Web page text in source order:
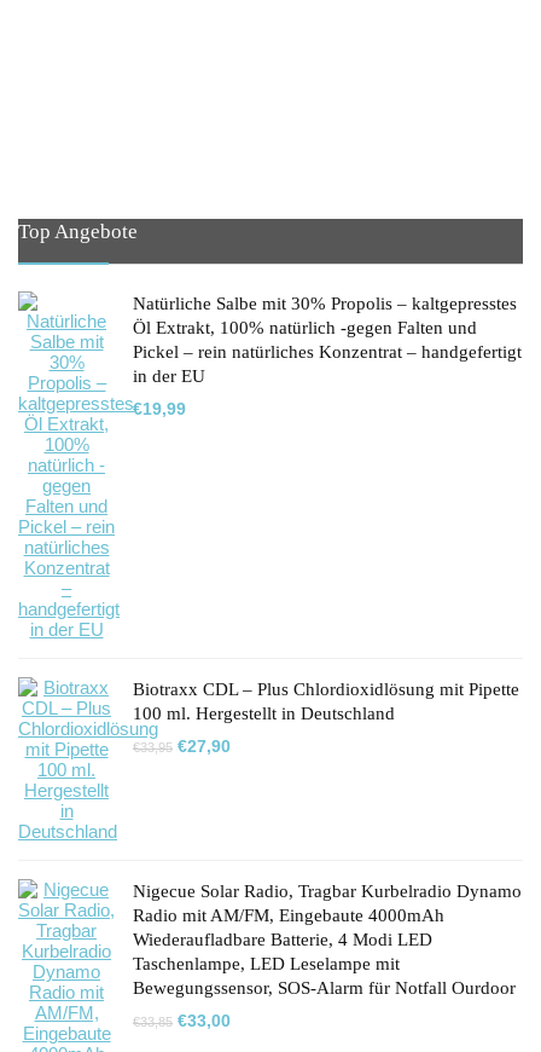
Top Angebote
Natürliche Salbe mit 30% Propolis – kaltgepresstes
Öl Extrakt, 100% natürlich -gegen Falten und
Pickel – rein natürliches Konzentrat – handgefertigt
in der EU
€19,99
Biotraxx CDL – Plus Chlordioxidlösung mit Pipette
100 ml. Hergestellt in Deutschland
€33,95 Ursprünglicher
€27,90Aktueller
Nigecue Solar Radio, Tragbar Kurbelradio Dynamo
Radio mit AM/FM, Eingebaute 4000mAh
Wiederaufladbare Batterie, 4 Modi LED
Taschenlampe, LED Leselampe mit
Bewegungssensor, SOS-Alarm für Notfall Ourdoor
€33,85 Ursprünglicher
€33,00Aktueller